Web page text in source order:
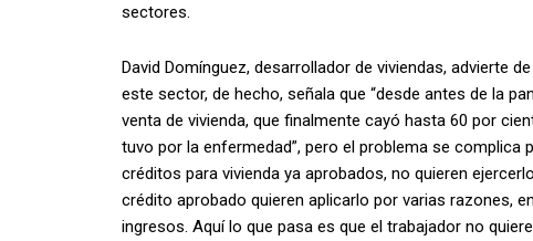
sectores.
David Domínguez, desarrollador de viviendas, advierte
este sector, de hecho, señala que “desde antes de la
venta de vivienda, que finalmente cayó hasta 60 por
tuvo por la enfermedad”, pero el problema se complica
créditos para vivienda ya aprobados, no quieren
crédito aprobado quieren aplicarlo por varias razones,
ingresos. Aquí lo que pasa es que el trabajador no